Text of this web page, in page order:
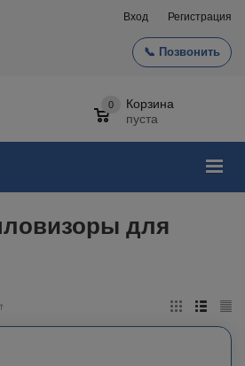
📞 Позвонить
Вход Регистрация
0
Корзина
пуста
для